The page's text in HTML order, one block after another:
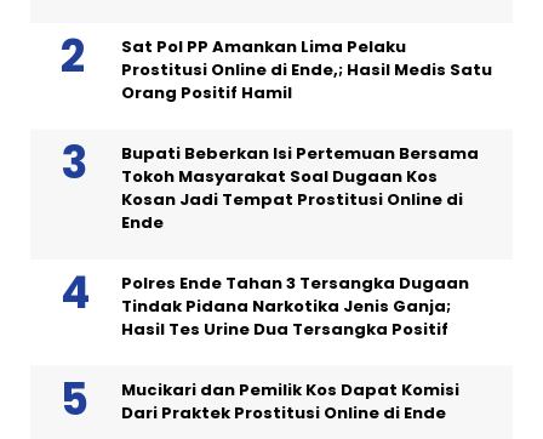
Sat Pol PP Amankan Lima Pelaku
Prostitusi Online di Ende,; Hasil Medis Satu
Orang Positif Hamil
Bupati Beberkan Isi Pertemuan Bersama
Tokoh Masyarakat Soal Dugaan Kos
Kosan Jadi Tempat Prostitusi Online di
Ende
Polres Ende Tahan 3 Tersangka Dugaan
Tindak Pidana Narkotika Jenis Ganja;
Hasil Tes Urine Dua Tersangka Positif
Mucikari dan Pemilik Kos Dapat Komisi
Dari Praktek Prostitusi Online di Ende